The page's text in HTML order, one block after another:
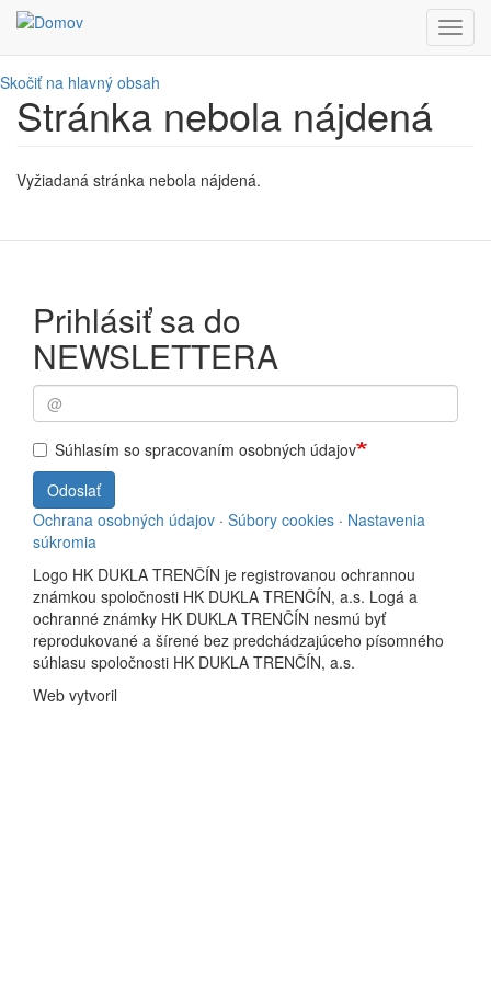
Skočiť na hlavný obsah
Stránka nebola nájdená
Vyžiadaná stránka nebola nájdená.
Prihlásiť sa do
NEWSLETTERA
Súhlasím so spracovaním osobných údajov
Odoslať
Ochrana osobných údajov · Súbory cookies · Nastavenia
súkromia
Logo HK DUKLA TRENČÍN je registrovanou ochrannou
známkou spoločnosti HK DUKLA TRENČÍN, a.s. Logá a
ochranné známky HK DUKLA TRENČÍN nesmú byť
reprodukované a šírené bez predchádzajúceho písomného
súhlasu spoločnosti HK DUKLA TRENČÍN, a.s.
Web vytvoril